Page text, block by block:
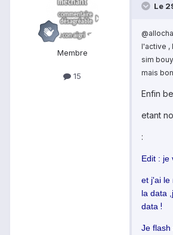
Membre
15
Le
l'active ,
sim
mais
Enfin
etant
:
Edit : je
et j'ai le
la data
data !
Je flash